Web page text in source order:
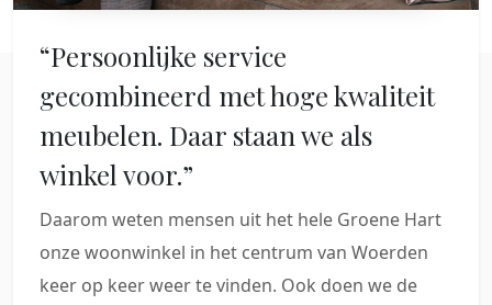
“Persoonlijke service
gecombineerd met hoge kwaliteit
meubelen. Daar staan we als
winkel voor.”
Daarom weten mensen uit het hele Groene Hart
onze woonwinkel in het centrum van Woerden
keer op keer weer te vinden. Ook doen we de